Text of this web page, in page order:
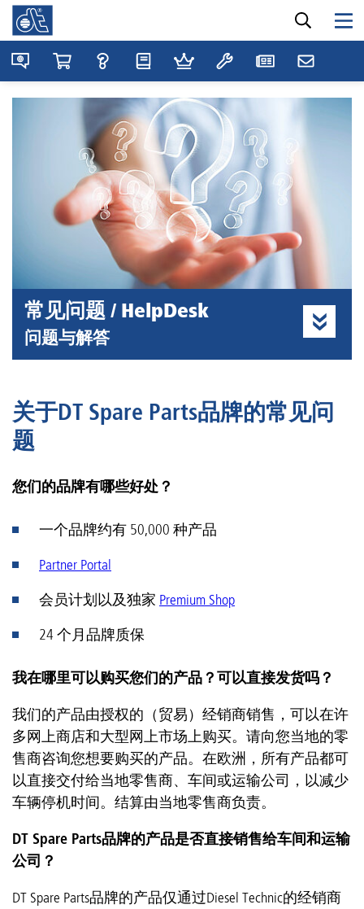
常见问题 / HelpDesk
问题与解答
关于DT Spare Parts品牌的常见问
题
您们的品牌有哪些好处？
一个品牌约有 50,000 种产品
Partner Portal
会员计划以及独家 Premium Shop
24 个月品牌质保
我在哪里可以购买您们的产品？可以直接发货吗？
我们的产品由授权的（贸易）经销商销售，可以在许
多网上商店和大型网上市场上购买。请向您当地的零
售商咨询您想要购买的产品。在欧洲，所有产品都可
以直接交付给当地零售商、车间或运输公司，以减少
车辆停机时间。结算由当地零售商负责。
DT Spare Parts品牌的产品是否直接销售给车间和运输
公司？
DT Spare Parts品牌的产品仅通过Diesel Technic的经销商